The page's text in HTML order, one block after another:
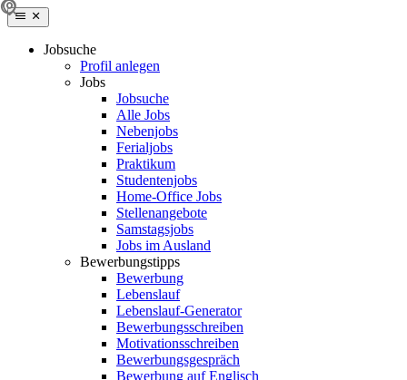
Jobsuche
Profil anlegen
Jobs
Jobsuche
Alle Jobs
Nebenjobs
Ferialjobs
Praktikum
Studentenjobs
Home-Office Jobs
Stellenangebote
Samstagsjobs
Jobs im Ausland
Bewerbungstipps
Bewerbung
Lebenslauf
Lebenslauf-Generator
Bewerbungsschreiben
Motivationsschreiben
Bewerbungsgespräch
Bewerbung auf Englisch